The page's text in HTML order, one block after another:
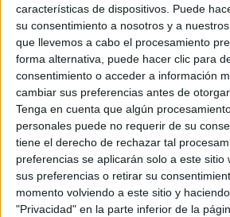
características de dispositivos. Puede
su consentimiento a nosotros y a
que llevemos a cabo el procesamiento
forma alternativa, puede hacer clic para
consentimiento o acceder a información
cambiar sus preferencias antes de
Tenga en cuenta que algún
personales puede no requerir de su
tiene el derecho de rechazar tal
preferencias se aplicarán solo a este sitio
sus preferencias o retirar su
momento volviendo a este sitio y
"Privacidad" en la parte inferior de la
Producto
Producto
Web pensada para poder
productos propios y ajenos
aficionados los puedan
Divulgación
Dossier
Webs
Comunicados